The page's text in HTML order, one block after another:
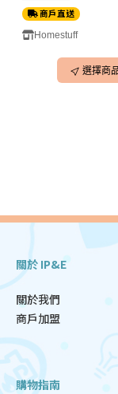
商戶直送
Homestuff
選擇商
關於 IP&E
關於我們
商戶加盟
購物指南